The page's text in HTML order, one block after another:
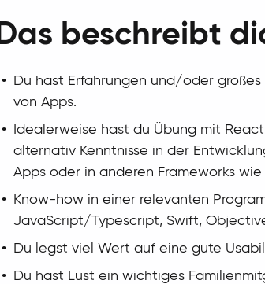
Das beschreibt
Du hast Erfahrungen und/oder
von Apps.
Idealerweise hast du Übung mit
alternativ Kenntnisse in der
Apps oder in anderen Frameworks
Know-how in einer relevanten
JavaScript/Typescript, Swift,
Du legst viel Wert auf eine gute
Du hast Lust ein wichtiges